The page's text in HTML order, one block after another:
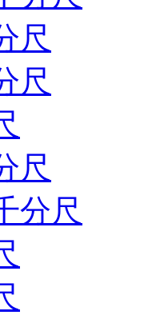
尺
尺
尺
分尺